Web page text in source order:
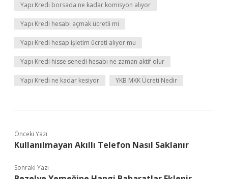
Yapı Kredi borsada ne kadar komisyon alıyor
Yapı Kredi hesabı açmak ücretli mi
Yapı Kredi hesap işletim ücreti alıyor mu
Yapı Kredi hisse senedi hesabı ne zaman aktif olur
Yapı Kredi ne kadar kesiyor YKB MKK Ücreti Nedir
Önceki Yazı
Kullanılmayan Akıllı Telefon Nasıl Saklanır
Sonraki Yazı